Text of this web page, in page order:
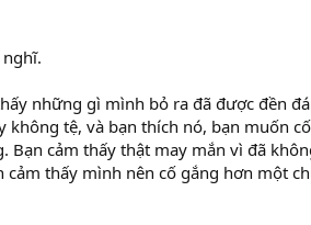
nghĩ.
những gì mình bỏ ra đã được đền
không tệ, và bạn thích nó, bạn muốn
Bạn cảm thấy thật may mắn vì đã
cảm thấy mình nên cố gắng hơn một